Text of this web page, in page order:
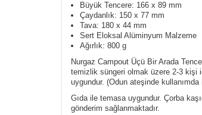
Büyük Tencere: 166 x 89 mm
Çaydanlık: 150 x 77 mm
Tava: 180 x 44 mm
Sert Eloksal Alüminyum Malzeme
Ağırlık: 800 g
Nurgaz Campout Üçü Bir Arada
temizlik süngeri olmak üzere 2-3 kişi
uygundur. (Odun ateşinde
Gıda ile temasa uygundur. Çorba
gönderim sağlanmaktadır.